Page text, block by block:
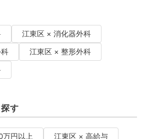
江東区 × 消化器外科
江東区 × 整形外科
す
万円以上
江東区 × 高給与